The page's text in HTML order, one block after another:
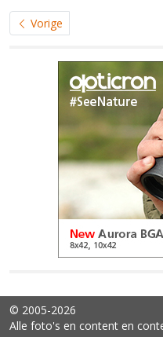
Vorige
© 2005-2026
Alle foto's en content en